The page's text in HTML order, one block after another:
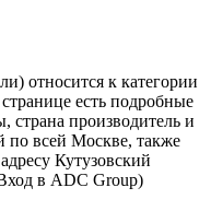
относится к категории
есть подробные
страна производитель и
по всей Москве, также
Кутузовский
в ADC Group)